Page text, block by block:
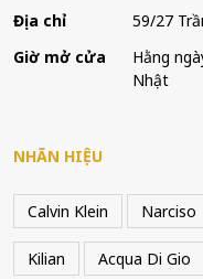
Địa chỉ
59/27
Giờ mở cửa
Hằng
Nhật
NHÃN HIỆU
Calvin Klein Narciso
Kilian Acqua Di Gio